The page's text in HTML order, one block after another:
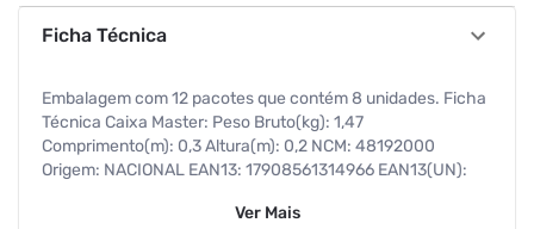
Ficha Técnica
Embalagem com 12 pacotes que contém 8 unidades. Ficha
Técnica Caixa Master: Peso Bruto(kg): 1,47
Comprimento(m): 0,3 Altura(m): 0,2 NCM: 48192000
Origem: NACIONAL EAN13: 17908561314966 EAN13(UN):
Surpresa Caixa perfeita para sua Decoração de festa, feita
Ver Mais